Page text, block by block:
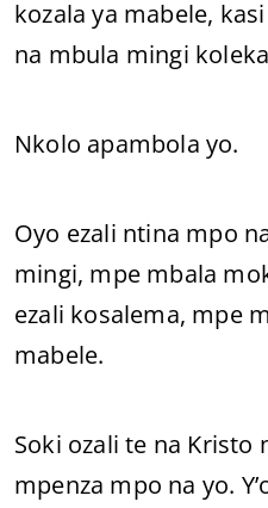
kozala ya mabele,
na mbula mingi
Nkolo apambola yo.
Oyo ezali ntina mpo
mingi, mpe mbala
ezali kosalema, mpe
mabele.
Soki ozali te na
mpenza mpo na yo.